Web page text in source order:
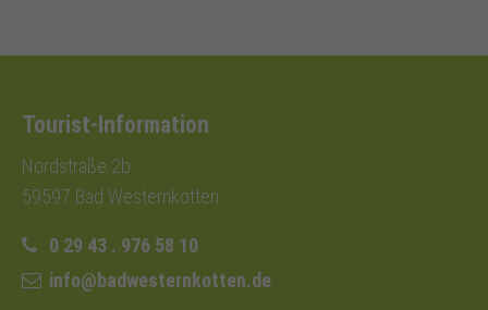
Tourist-Information
Nordstraße 2b
59597 Bad Westernkotten
0 29 43 . 976 58 10
info@badwesternkotten.de